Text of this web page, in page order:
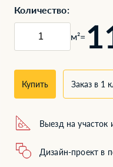
Количество:
м²=
Купить Заказ в 1
Выезд на участок
Дизайн-проект в